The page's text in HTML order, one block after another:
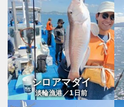
シロアマダイ
淡輪漁港／1日前